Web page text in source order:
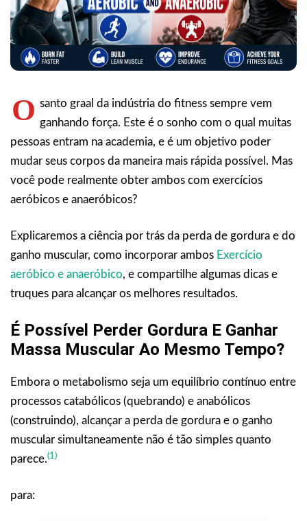
O santo graal da indústria do fitness sempre vem
ganhando força. Este é o sonho com o qual muitas
pessoas entram na academia, e é um objetivo poder
mudar seus corpos da maneira mais rápida possível. Mas
você pode realmente obter ambos com exercícios
aeróbicos e anaeróbicos?
Explicaremos a ciência por trás da perda de gordura e do
ganho muscular, como incorporar ambos Exercício
aeróbico e anaeróbico, e compartilhe algumas dicas e
truques para alcançar os melhores resultados.
É Possível Perder Gordura E Ganhar
Massa Muscular Ao Mesmo Tempo?
Embora o metabolismo seja um equilíbrio contínuo entre
processos catabólicos (quebrando) e anabólicos
(construindo), alcançar a perda de gordura e o ganho
muscular simultaneamente não é tão simples quanto
parece.(1)
para: